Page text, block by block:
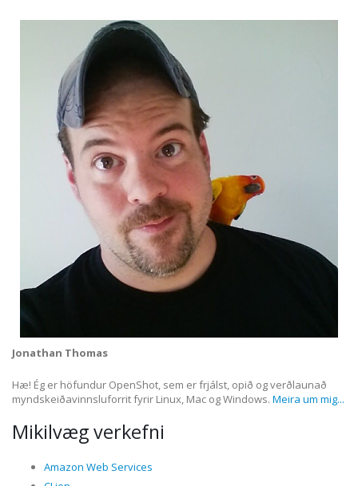
Jonathan Thomas
Hæ! Ég er höfundur OpenShot, sem er frjálst, opið og verðlaunað
myndskeiðavinnsluforrit fyrir Linux, Mac og Windows. Meira um mig...
Mikilvæg verkefni
Amazon Web Services